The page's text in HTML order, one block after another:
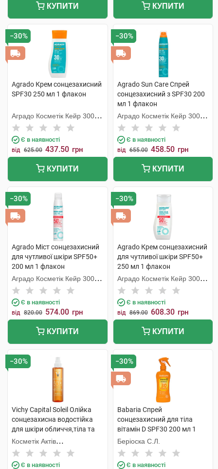
КУПИТИ КУПИТИ
−30%
Agrado Крем сонцезахисний
SPF30 250 мл 1 флакон
Аградо Косметік Кейр 3000
С.Л.У.
Є в наявності
від 625.00 437.50 грн
КУПИТИ
−30%
Agrado Sun Care Спрей
сонцезахисний з SPF30 200
мл 1 флакон
Аградо Косметік Кейр 3000
С.Л.У.
Є в наявності
від 655.00 458.50 грн
КУПИТИ
−30%
Agrado Міст сонцезахисний
для чутливої шкіри SPF50+
200 мл 1 флакон
Аградо Косметік Кейр 3000
С.Л.У.
Є в наявності
від 820.00 574.00 грн
КУПИТИ
−30%
Agrado Крем сонцезахисний
для чутливої шкіри SPF50+
250 мл 1 флакон
Аградо Косметік Кейр 3000
С.Л.У.
Є в наявності
від 869.00 608.30 грн
КУПИТИ
−30%
Vichy Capital Soleil Олійка
сонцезахисна водостійка
для шкіри обличчя,тіла та
волосся SPF50+ 200 мл 1
флакон
Косметік Актів
Інтернаціональ
Є в наявності
−30%
Babaria Спрей
сонцезахисний для тіла
вітамін D SPF30 200 мл 1
флакон
Беріоска С.Л.
Є в наявності